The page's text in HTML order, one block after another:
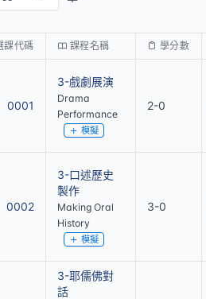
課代碼 課程名稱 學分數
0001
3-戲劇展演
Drama
Performance
模擬
2-0
0002
3-口述歷史
製作
Making Oral
History
模擬
3-0
3-耶儒佛對
話